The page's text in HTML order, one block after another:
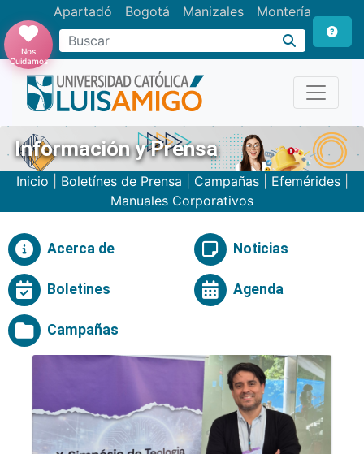
Apartadó Bogotá Manizales Montería
Buscar
Nos
Cuidamos
Información y Prensa
Inicio Boletínes de Prensa Campañas Efemérides
Manuales Corporativos
Acerca de Noticias
Boletines Agenda
Campañas